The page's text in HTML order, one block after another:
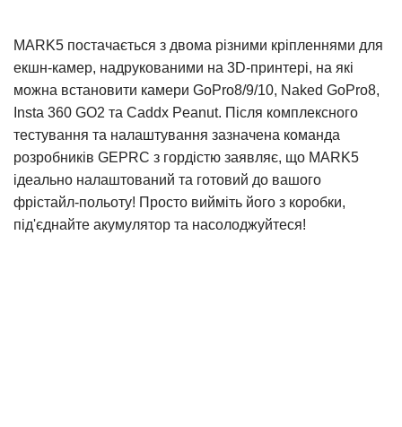
MARK5 постачається з двома різними кріпленнями для
екшн-камер, надрукованими на 3D-принтері, на які
можна встановити камери GoPro8/9/10, Naked GoPro8,
Insta 360 GO2 та Caddx Peanut. Після комплексного
тестування та налаштування зазначена команда
розробників GEPRC з гордістю заявляє, що MARK5
ідеально налаштований та готовий до вашого
фрістайл-польоту! Просто вийміть його з коробки,
під'єднайте акумулятор та насолоджуйтеся!